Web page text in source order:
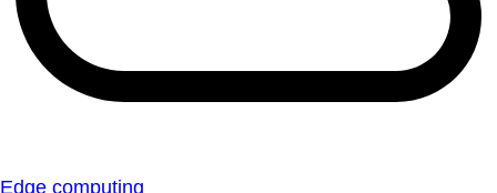
Edge computing